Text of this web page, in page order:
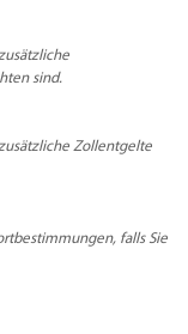
sind.
Zollentgelte
falls Sie